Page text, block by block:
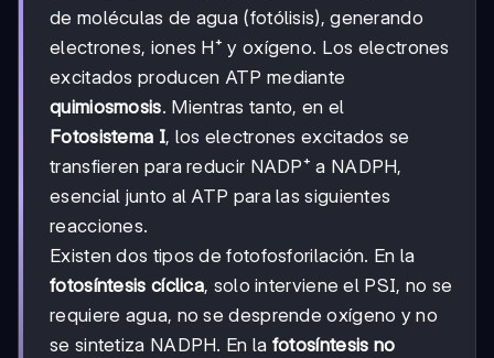
de moléculas de agua (fotólisis), generando
electrones, iones H⁺ y oxígeno. Los electrones
excitados producen ATP mediante
quimiosmosis. Mientras tanto, en el
Fotosistema I, los electrones excitados se
transfieren para reducir NADP⁺ a NADPH,
esencial junto al ATP para las siguientes
reacciones.
Existen dos tipos de fotofosforilación. En la
fotosíntesis cíclica, solo interviene el PSI, no se
requiere agua, no se desprende oxígeno y no
se sintetiza NADPH. En la fotosíntesis no